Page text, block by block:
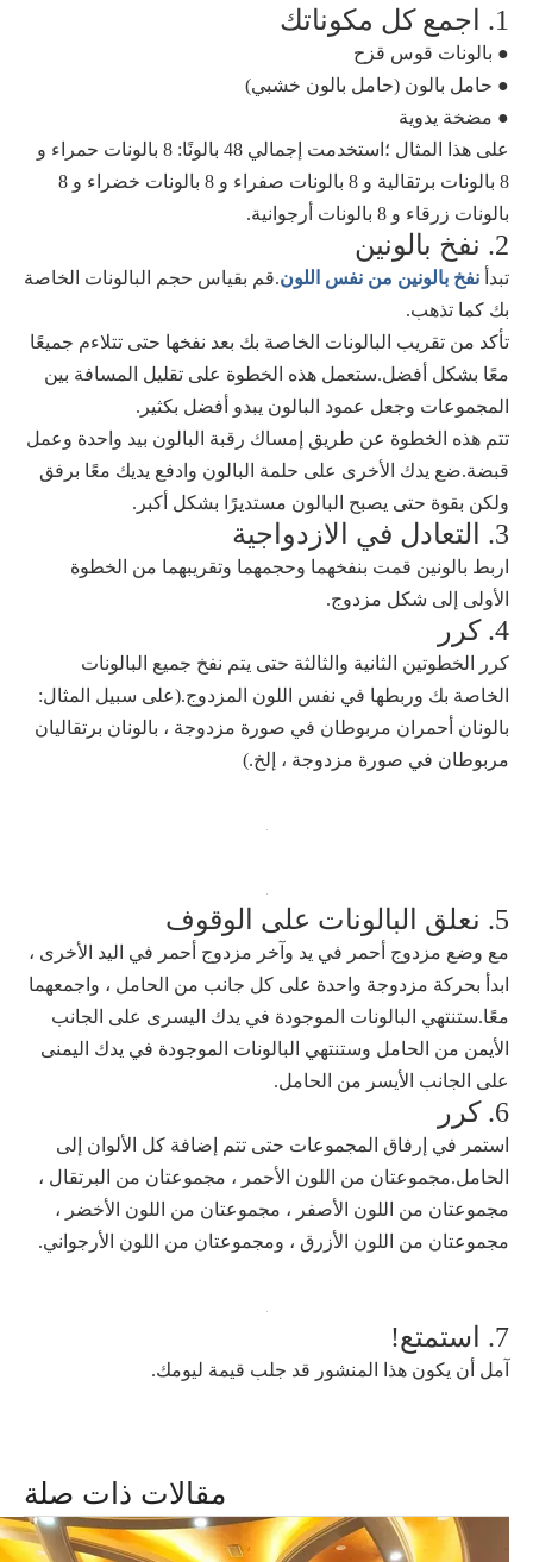
1. اجمع كل مكوناتك
● بالونات قوس قزح
● حامل بالون (حامل بالون خشبي)
● مضخة يدوية
على هذا المثال ؛استخدمت إجمالي 48 بالونًا: 8 بالونات حمراء و
8 بالونات برتقالية و 8 بالونات صفراء و 8 بالونات خضراء و 8
بالونات زرقاء و 8 بالونات أرجوانية.
2. نفخ بالونين
تبدأ نفخ بالونين من نفس اللون.قم بقياس حجم البالونات الخاصة
بك كما تذهب.
تأكد من تقريب البالونات الخاصة بك بعد نفخها حتى تتلاءم جميعًا
معًا بشكل أفضل.ستعمل هذه الخطوة على تقليل المسافة بين
المجموعات وجعل عمود البالون يبدو أفضل بكثير.
تتم هذه الخطوة عن طريق إمساك رقبة البالون بيد واحدة وعمل
قبضة.ضع يدك الأخرى على حلمة البالون وادفع يديك معًا برفق
ولكن بقوة حتى يصبح البالون مستديرًا بشكل أكبر.
3. التعادل في الازدواجية
اربط بالونين قمت بنفخهما وحجمهما وتقريبهما من الخطوة
الأولى إلى شكل مزدوج.
4. كرر
كرر الخطوتين الثانية والثالثة حتى يتم نفخ جميع البالونات
الخاصة بك وربطها في نفس اللون المزدوج.(على سبيل المثال:
بالونان أحمران مربوطان في صورة مزدوجة ، بالونان برتقاليان
مربوطان في صورة مزدوجة ، إلخ.)
5. نعلق البالونات على الوقوف
مع وضع مزدوج أحمر في يد وآخر مزدوج أحمر في اليد الأخرى ،
ابدأ بحركة مزدوجة واحدة على كل جانب من الحامل ، واجمعهما
معًا.ستنتهي البالونات الموجودة في يدك اليسرى على الجانب
الأيمن من الحامل وستنتهي البالونات الموجودة في يدك اليمنى
على الجانب الأيسر من الحامل.
6. كرر
استمر في إرفاق المجموعات حتى تتم إضافة كل الألوان إلى
الحامل.مجموعتان من اللون الأحمر ، مجموعتان من البرتقال ،
مجموعتان من اللون الأصفر ، مجموعتان من اللون الأخضر ،
مجموعتان من اللون الأزرق ، ومجموعتان من اللون الأرجواني.
7. استمتع!
آمل أن يكون هذا المنشور قد جلب قيمة ليومك.
مقالات ذات صلة